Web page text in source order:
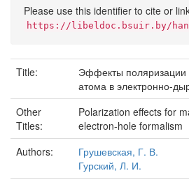
Please use this identifier to cite or
https://libeldoc.bsuir.by/
Title:
Эффекты поляризации
атома в электронно-
Other
Titles:
Polarization effects for
electron-hole formalism
Authors:
Грушевская, Г. В.
Гурский, Л. И.